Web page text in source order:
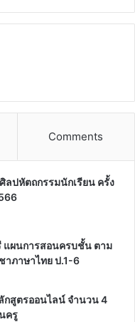
Comments
ปหัตถกรรมนักเรียน ครั้ง
แผนการสอนครบชั้น ตาม
าภาษาไทย ป.1-6
กสูตรออนไลน์ จำนวน 4
ครู